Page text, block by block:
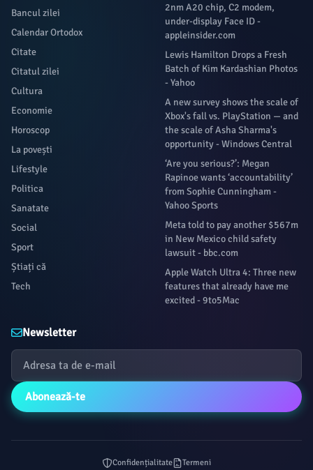
Bancul zilei
Calendar Ortodox
Citate
Citatul zilei
Cultura
Economie
Horoscop
La povești
Lifestyle
Politica
Sanatate
Social
Sport
Știați că
Tech
2nm A20 chip, C2 modem,
under-display Face ID -
appleinsider.com
Lewis Hamilton Drops a Fresh
Batch of Kim Kardashian Photos
- Yahoo
A new survey shows the scale of
Xbox's fall vs. PlayStation — and
the scale of Asha Sharma's
opportunity - Windows Central
‘Are you serious?’: Megan
Rapinoe wants ‘accountability’
from Sophie Cunningham -
Yahoo Sports
Meta told to pay another $567m
in New Mexico child safety
lawsuit - bbc.com
Apple Watch Ultra 4: Three new
features that already have me
excited - 9to5Mac
Newsletter
Abonează-te
Confidențialitate
Termeni